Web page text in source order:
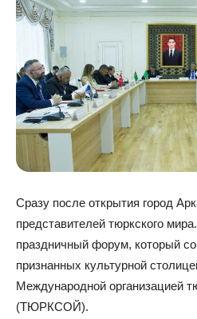
Сразу после открытия город
представителей тюркского
праздничный форум, который
признанных культурной
Международной организацией
(ТЮРКСОЙ).